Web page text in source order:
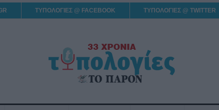
ΤΥΠΟΛΟΓΙΕΣ @ FACEBOOK ΤΥΠΟΛΟΓΙΕΣ @ TWITTER